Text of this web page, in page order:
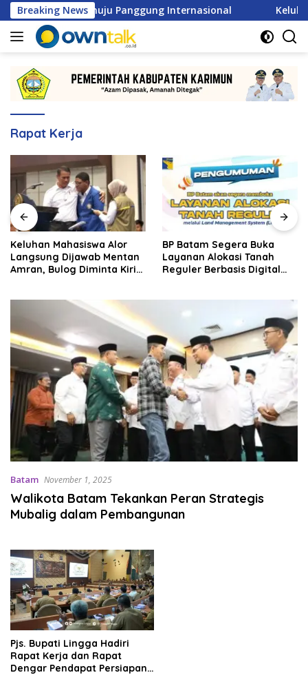
Langsung
ke
konten
Breaking News
Menuju Panggung Internasional Keluhan
Rapat Kerja
Keluhan Mahasiswa Alor
Langsung Dijawab Mentan
Amran, Bulog Diminta Kirim
BP Batam Segera Buka
Layanan Alokasi Tanah
Reguler Berbasis Digital
Batam November 1, 2025
Walikota Batam Tekankan Peran Strategis
Mubalig dalam Pembangunan
Pjs. Bupati Lingga Hadiri
Rapat Kerja dan Rapat
Dengar Pendapat Persiapan